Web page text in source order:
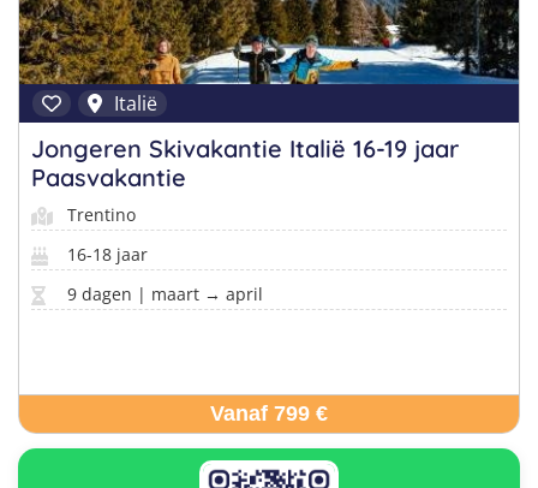
Italië
Jongeren Skivakantie Italië 16-19 jaar
Paasvakantie
Trentino
16-18 jaar
9 dagen | maart → april
Vanaf 799 €